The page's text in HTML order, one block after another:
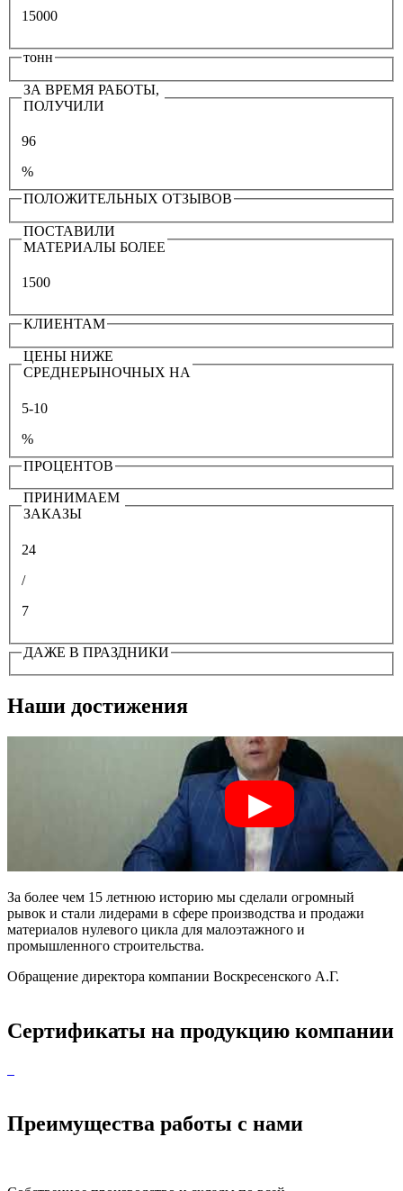
15000
тонн
ЗА ВРЕМЯ РАБОТЫ,
ПОЛУЧИЛИ
96
%
ПОЛОЖИТЕЛЬНЫХ ОТЗЫВОВ
ПОСТАВИЛИ
МАТЕРИАЛЫ БОЛЕЕ
1500
КЛИЕНТАМ
ЦЕНЫ НИЖЕ
СРЕДНЕРЫНОЧНЫХ НА
5-10
%
ПРОЦЕНТОВ
ПРИНИМАЕМ
ЗАКАЗЫ
24
/
7
ДАЖЕ В ПРАЗДНИКИ
Наши достижения
За более чем 15 летнюю историю мы сделали огромный
рывок и стали лидерами в сфере производства и продажи
материалов нулевого цикла для малоэтажного и
промышленного строительства.
Обращение директора компании Воскресенского А.Г.
Сертификаты на продукцию компании
Преимущества работы с нами